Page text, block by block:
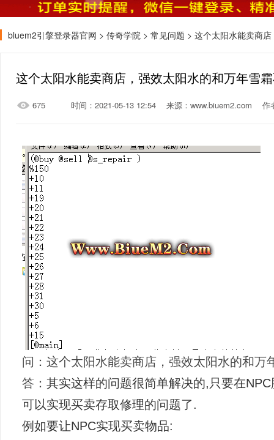
bluem2引擎登录器官网 > 传奇学院 > 常见问题 > 这个太阳水能卖商
这个太阳水能卖商店，强效太阳水的和万年雪
675 时间：2021-05-13 12:54 来源：www.biuem2.com 作
问：这个太阳水能卖商店，强效太阳水的和万
答： 其实这样的问题很简单解决的,只要在
可以实现买卖存取修理的问题了.
例如要让NPC实现买卖物品: